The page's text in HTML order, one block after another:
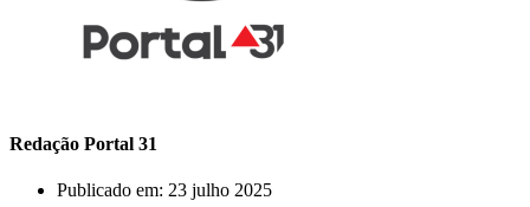
Redação Portal 31
Publicado em: 23 julho 2025